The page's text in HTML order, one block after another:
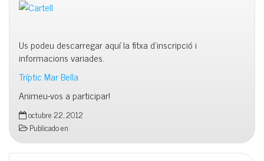
Us podeu descarregar aquí la fitxa d’inscripció i
informacions variades.
Tríptic Mar Bella
Animeu-vos a participar!
octubre 22, 2012
Publicado en